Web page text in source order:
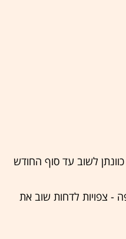
לשוב עד סוף החודש
- צפויות לדחות שוב את